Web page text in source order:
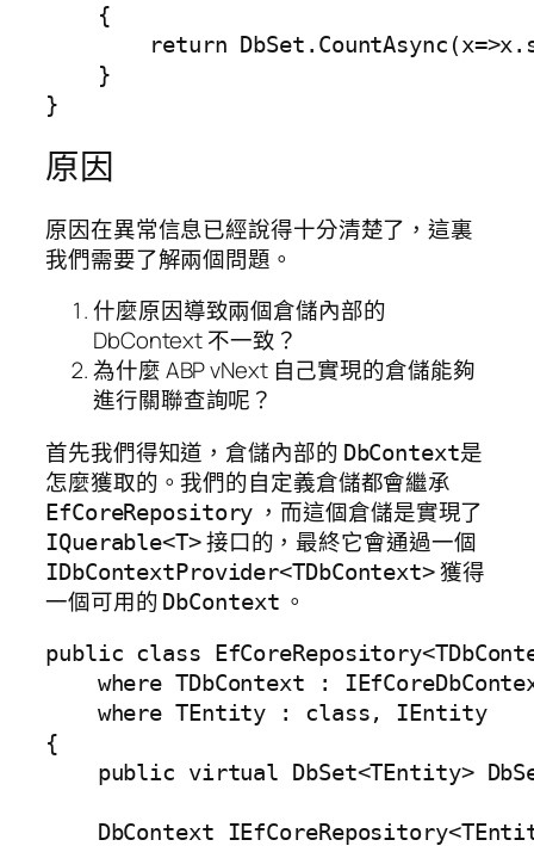
    {
return
    }
}
原因
原因在異常信息已經說得十分清楚了，這裏
我們需要了解兩個問題。
什麼原因導致兩個倉儲內部的
DbContext 不一致？
為什麼 ABP vNext 自己實現的倉儲能夠
進行關聯查詢呢？
首先我們得知道，倉儲內部的 DbContext是
怎麼獲取的。我們的自定義倉儲都會繼承
EfCoreRepository ，而這個倉儲是實現了
IQuerable<T>接口的，最終它會通過一個
IDbContextProvider<TDbContext>獲得
一個可用的 DbContext 。
public class
where TDbContext :
    where TEntity : class, IEntity
{
public virtual DbSet<TEntity>
DbContext